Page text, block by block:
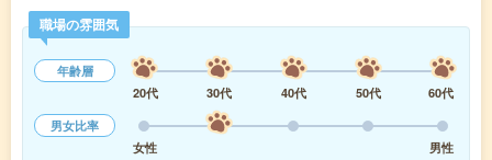
職場の雰囲気
年齢層
20代
30代 40代 50代
60代
男女比率
女性
男性